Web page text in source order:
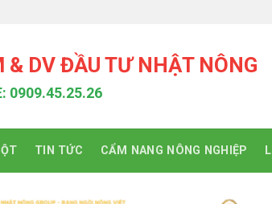
& DV ĐẦU TƯ NHẬT NÔNG
0909.45.25.26
TIN TỨC CẨM NANG NÔNG NGHIỆP